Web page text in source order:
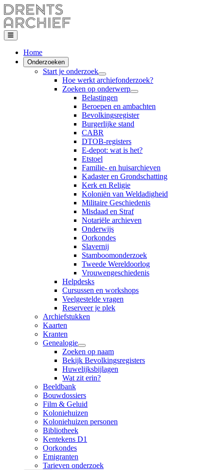
Home
Onderzoeken
Start je onderzoek
Hoe werkt archiefonderzoek?
Zoeken op onderwerp
Belastingen
Beroepen en ambachten
Bevolkingsregister
Burgerlijke stand
CABR
DTOB-registers
E-depot: wat is het?
Etstoel
Familie- en huisarchieven
Kadaster en Grondschatting
Kerk en Religie
Koloniën van Weldadigheid
Militaire Geschiedenis
Misdaad en Straf
Notariële archieven
Onderwijs
Oorkondes
Slavernij
Stamboomonderzoek
Tweede Wereldoorlog
Vrouwengeschiedenis
Helpdesks
Cursussen en workshops
Veelgestelde vragen
Reserveer je plek
Archiefstukken
Kaarten
Kranten
Genealogie
Zoeken op naam
Bekijk Bevolkingsregisters
Huwelijksbijlagen
Wat zit erin?
Beeldbank
Bouwdossiers
Film & Geluid
Koloniehuizen
Koloniehuizen personen
Bibliotheek
Kentekens D1
Oorkondes
Emigranten
Tarieven onderzoek